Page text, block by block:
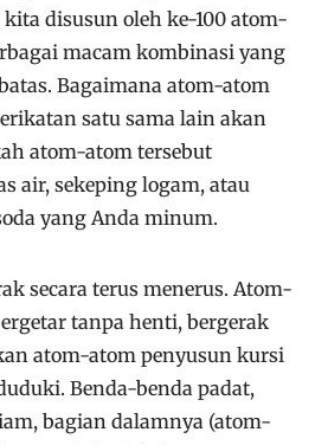
disusun oleh ke-100 atom-
macam kombinasi yang
Bagaimana atom-atom
satu sama lain akan
atom-atom tersebut
air, sekeping logam, atau
yang Anda minum.
secara terus menerus. Atom-
tanpa henti, bergerak
atom-atom penyusun kursi
Benda-benda padat,
bagian dalamnya (atom-